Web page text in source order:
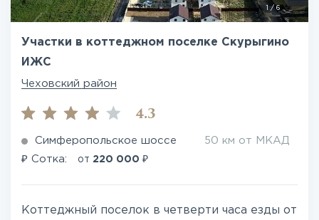
/ 6
Участки в коттеджном поселке Скурыгино
ИЖС
Чеховский район
4.3
Симферопольское шоссе 50 км от МКАД
₽ Сотка: от 220 000 ₽
Коттеджный поселок в четверти часа езды от